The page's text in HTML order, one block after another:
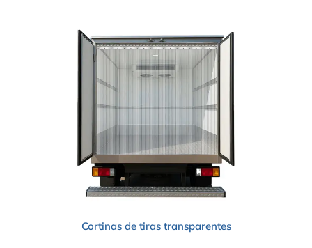
Cortinas de tiras transparentes